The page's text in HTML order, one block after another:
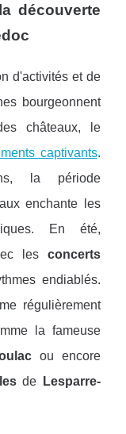
découverte
d'activités et de
bourgeonnent
châteaux, le
captivants.
la période
enchante les
En été,
les concerts
endiablés.
régulièrement
la fameuse
ou encore
de
Lesparre-